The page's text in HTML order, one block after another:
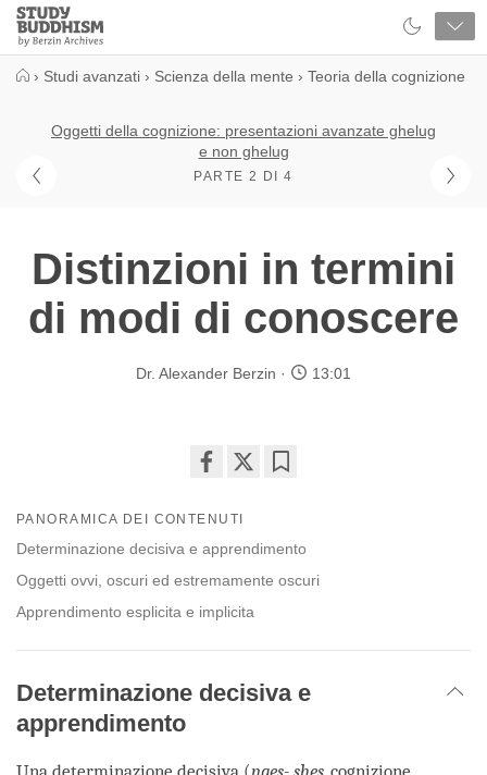
Close
Study
Buddhism
› Studi avanzati › Scienza della mente › Teoria della cognizione
Oggetti della cognizione: presentazioni avanzate ghelug
e non ghelug
PARTE 2 DI 4
Distinzioni in termini
di modi di conoscere
Dr. Alexander Berzin 13:01
on
facebook
PANORAMICA DEI CONTENUTI
Determinazione decisiva e apprendimento
Oggetti ovvi, oscuri ed estremamente oscuri
Apprendimento esplicita e implicita
Determinazione decisiva e
apprendimento